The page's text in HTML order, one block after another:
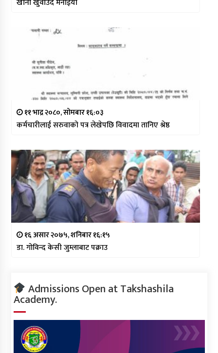
११ भाद्र २०८०, सोमबार १६:०३
कर्मचारीलाई सरुवाको पत्र लेखेपछि विवादमा तानिए श्रेष्ठ
१६ असार २०७५, शनिबार १६:१५
डा. गोविन्द केसी जुम्लाबाट पक्राउ
Admissions Open at Takshashila
Academy.